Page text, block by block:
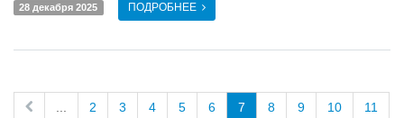
28 декабря 2025 ПОДРОБНЕЕ
2 3 4 5 6 7 8 9 10 11